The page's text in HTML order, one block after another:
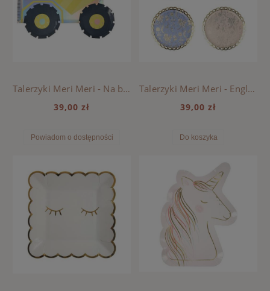
Talerzyki Meri Meri - Na budowie
39,00 zł
Powiadom o dostępności
Talerzyki Meri Meri - English Garden Lace
39,00 zł
Do koszyka